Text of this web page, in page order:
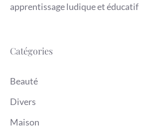
apprentissage ludique et éducatif
Catégories
Beauté
Divers
Maison